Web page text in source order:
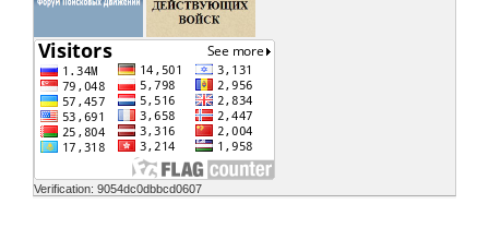
Verification: 9054dc0dbbcd0607